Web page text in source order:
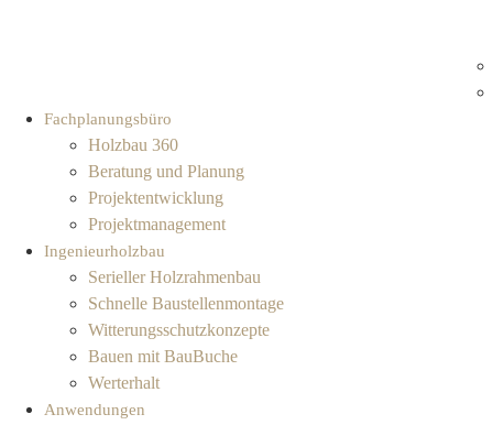
Fachplanungsbüro
Holzbau 360
Beratung und Planung
Projektentwicklung
Projektmanagement
Ingenieurholzbau
Serieller Holzrahmenbau
Schnelle Baustellenmontage
Witterungsschutzkonzepte
Bauen mit BauBuche
Werterhalt
Anwendungen